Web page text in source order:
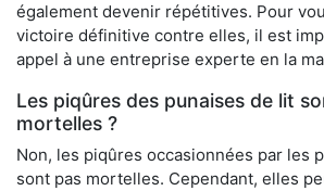
également devenir répétitives. Pour
victoire définitive contre elles, il est
appel à une entreprise experte en la
Les piqûres des punaises de lit
mortelles ?
Non, les piqûres occasionnées par les
sont pas mortelles. Cependant, elles